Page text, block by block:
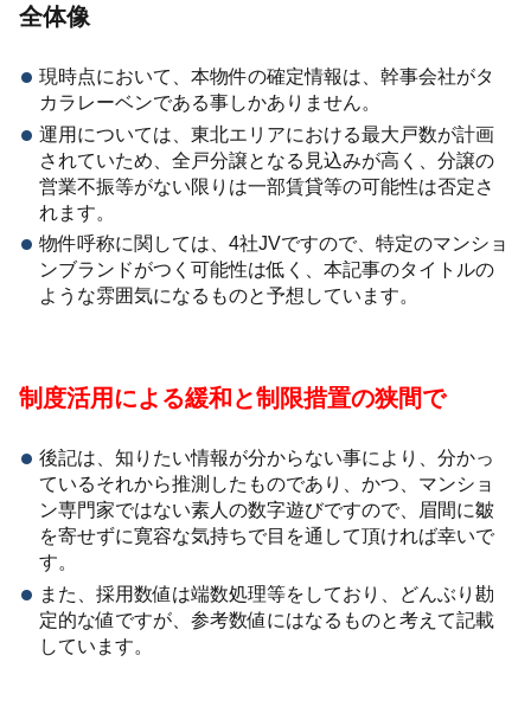
全体像
現時点において、本物件の確定情報は、幹事会社がタ
カラレーベンである事しかありません。
運用については、東北エリアにおける最大戸数が計画
されていため、全戸分譲となる見込みが高く、分譲の
営業不振等がない限りは一部賃貸等の可能性は否定さ
れます。
物件呼称に関しては、4社JVですので、特定のマンショ
ンブランドがつく可能性は低く、本記事のタイトルの
ような雰囲気になるものと予想しています。
制度活用による緩和と制限措置の狭間で
後記は、知りたい情報が分からない事により、分かっ
ているそれから推測したものであり、かつ、マンショ
ン専門家ではない素人の数字遊びですので、眉間に皺
を寄せずに寛容な気持ちで目を通して頂ければ幸いで
す。
また、採用数値は端数処理等をしており、どんぶり勘
定的な値ですが、参考数値にはなるものと考えて記載
しています。